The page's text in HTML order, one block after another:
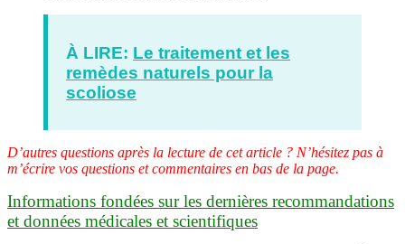
À LIRE: Le traitement et les
remèdes naturels pour la
scoliose
D’autres questions après la lecture de cet article ? N’hésitez pas à
m’écrire vos questions et commentaires en bas de la page.
Informations fondées sur les dernières recommandations
et données médicales et scientifiques